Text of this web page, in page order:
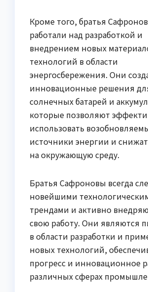
Кроме того, братья
работали над разработкой и
внедрением новых
технологий в области
энергосбережения. Они
инновационные решения
солнечных батарей и
которые позволяют
использовать
источники энергии и
на окружающую среду.
Братья Сафроновы всегда
новейшими
трендами и активно
свою работу. Они являются
в области разработки и
новых технологий,
прогресс и инновационное
различных сферах